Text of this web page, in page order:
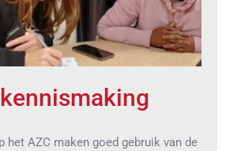
het AZC maken goed gebruik van de